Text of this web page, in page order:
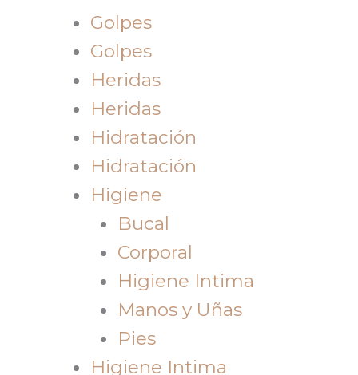
Golpes
Golpes
Heridas
Heridas
Hidratación
Hidratación
Higiene
Bucal
Corporal
Higiene Intima
Manos y Uñas
Pies
Higiene Intima